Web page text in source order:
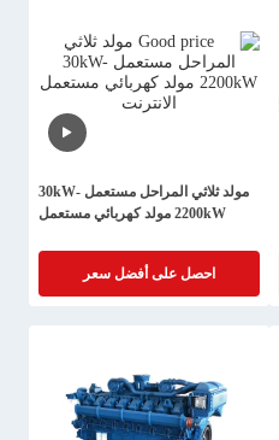
مولد ثلاثي المراحل مستعمل 30kW-
2200kW مولد كهربائي مستعمل
احصل على أفضل سعر